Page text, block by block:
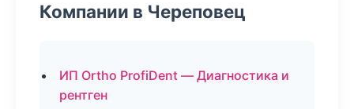
Компании в Череповец
ИП Ortho ProfiDent — Диагностика и
рентген